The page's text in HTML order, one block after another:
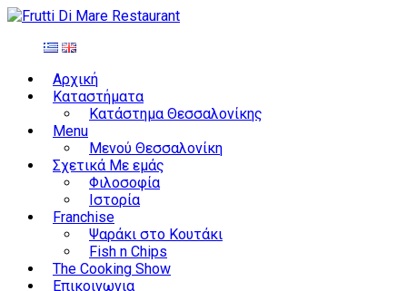
Αρχική
Καταστήματα
Κατάστημα Θεσσαλονίκης
Menu
Μενού Θεσσαλονίκη
Σχετικά Με εμάς
Φιλοσοφία
Ιστορία
Franchise
Ψαράκι στο Κουτάκι
Fish n Chips
The Cooking Show
Επικοινωνια